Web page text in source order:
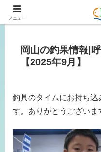
広島、岡山の釣り
岡山の釣果情報|
【2025年9月】
釣具のタイムにお持ち
す。ありがとうございま
メニュー